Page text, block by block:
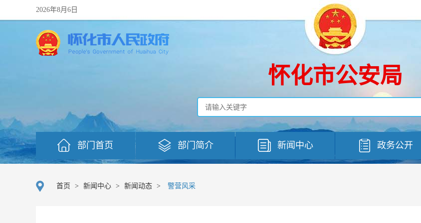
2026年8月6日
怀化市公安局
部门首页 部门简介 新闻中心 政务公开
首页 > 新闻中心 > 新闻动态 > 警营风采